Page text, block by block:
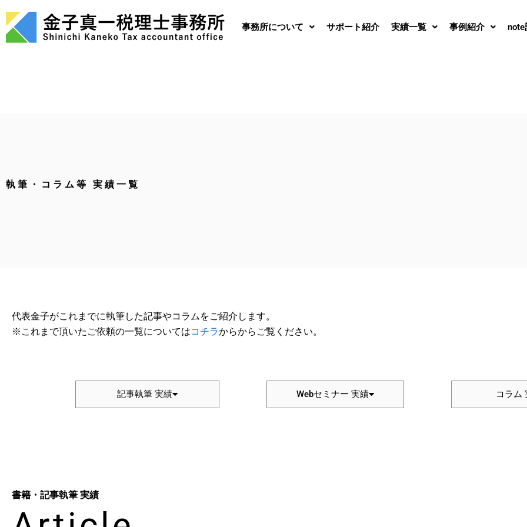
容
を
事務所について サポート紹介 実績一覧 事例紹介 note
執筆・コラム等 実績一覧
代表金子がこれまでに執筆した記事やコラムをご紹介します。
※これまで頂いたご依頼の一覧についてはコチラからからご覧ください。
記事執筆 実績 Webセミナー 実績 コラム
書籍・記事執筆 実績